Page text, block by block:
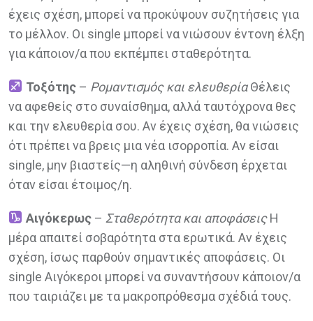
έχεις σχέση, μπορεί να προκύψουν συζητήσεις για
το μέλλον. Οι single μπορεί να νιώσουν έντονη έλξη
για κάποιον/α που εκπέμπει σταθερότητα.
Τοξότης– Ρομαντισμός και ελευθερίαΘέλεις
να αφεθείς στο συναίσθημα, αλλά ταυτόχρονα θες
και την ελευθερία σου. Αν έχεις σχέση, θα νιώσεις
ότι πρέπει να βρεις μια νέα ισορροπία. Αν είσαι
single, μην βιαστείς—η αληθινή σύνδεση έρχεται
όταν είσαι έτοιμος/η.
Αιγόκερως– Σταθερότητα και αποφάσειςΗ
μέρα απαιτεί σοβαρότητα στα ερωτικά. Αν έχεις
σχέση, ίσως παρθούν σημαντικές αποφάσεις. Οι
single Αιγόκεροι μπορεί να συναντήσουν κάποιον/α
που ταιριάζει με τα μακροπρόθεσμα σχέδιά τους.